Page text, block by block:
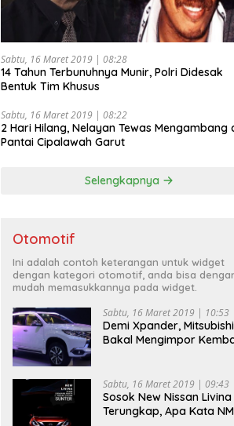
Sabtu, 16 Maret 2019 | 08:28
14 Tahun Terbunuhnya Munir, Polri Didesak
Bentuk Tim Khusus
Sabtu, 16 Maret 2019 | 08:22
2 Hari Hilang, Nelayan Tewas Mengambang
Pantai Cipalawah Garut
Selengkapnya
Otomotif
Ini adalah contoh keterangan untuk widget
dengan kategori otomotif, anda bisa
mudah memasukkannya pada widget.
Sabtu, 16 Maret 2019 | 10:53
Demi Xpander, Mitsubishi
Bakal Mengimpor
Sabtu, 16 Maret 2019 | 09:43
Sosok New Nissan Livina
Terungkap, Apa Kata